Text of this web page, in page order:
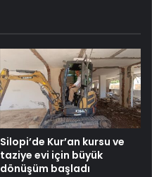
Silopi’de Kur’an kursu ve
taziye evi için büyük
dönüşüm başladı